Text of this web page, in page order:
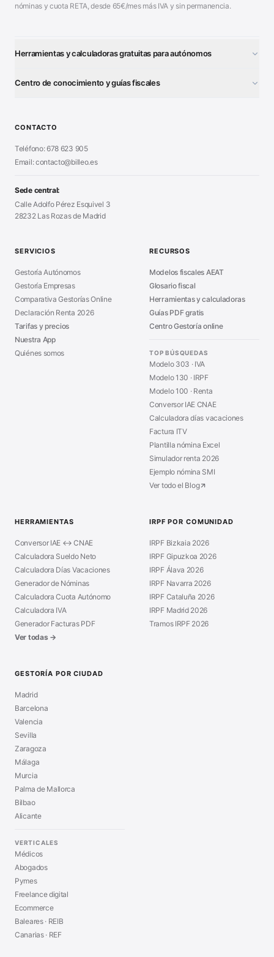
nóminas y cuota RETA, desde 65€/mes más IVA y sin permanencia.
Herramientas y calculadoras gratuitas para autónomos
Generador Nóminas
■ Generador Presupuestos
Generador Facturas
■Modelo Nómina PDF
■Calculadora Vacaciones
Centro de conocimiento y guías fiscales
■Alta Autónomo Paso a Paso
Declaración Renta 2026
■Certificado Digital
■Sanciones Hacienda
■Asesoría en Madrid
CONTACTO
Teléfono: 678 623 905
Email: contacto@billeo.es
Sede central:
Calle Adolfo Pérez Esquivel 3
28232 Las Rozas de Madrid
SERVICIOS
Gestoría Autónomos
Gestoría Empresas
Comparativa Gestorías Online
Declaración Renta 2026
Tarifas y precios
Nuestra App
Quiénes somos
RECURSOS
Modelos fiscales AEAT
Glosario fiscal
Herramientas y calculadoras
Guías PDF gratis
Centro Gestoría online
TOP BÚSQUEDAS
Modelo 303 · IVA
Modelo 130 · IRPF
Modelo 100 · Renta
Conversor IAE CNAE
Calculadora días vacaciones
Factura ITV
Plantilla nómina Excel
Simulador renta 2026
Ejemplo nómina SMI
Ver todo el Blog
HERRAMIENTAS
Conversor IAE ↔ CNAE
Calculadora Sueldo Neto
Calculadora Días Vacaciones
Generador de Nóminas
Calculadora Cuota Autónomo
Calculadora IVA
Generador Facturas PDF
Ver todas →
IRPF POR COMUNIDAD
IRPF Bizkaia 2026
IRPF Gipuzkoa 2026
IRPF Álava 2026
IRPF Navarra 2026
IRPF Cataluña 2026
IRPF Madrid 2026
Tramos IRPF 2026
GESTORÍA POR CIUDAD
Madrid
Barcelona
Valencia
Sevilla
Zaragoza
Málaga
Murcia
Palma de Mallorca
Bilbao
Alicante
VERTICALES
Médicos
Abogados
Pymes
Freelance digital
Ecommerce
Baleares · REIB
Canarias · REF